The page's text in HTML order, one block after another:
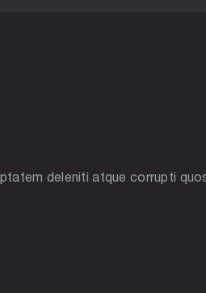
deleniti atque corrupti